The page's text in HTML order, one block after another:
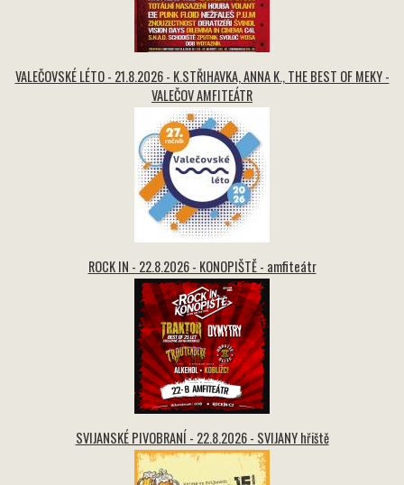
VALEČOVSKÉ LÉTO - 21.8.2026 - K.STŘIHAVKA, ANNA K., THE BEST OF MEKY -
VALEČOV AMFITEÁTR
ROCK IN - 22.8.2026 - KONOPIŠTĚ - amfiteátr
SVIJANSKÉ PIVOBRANÍ - 22.8.2026 - SVIJANY hřiště